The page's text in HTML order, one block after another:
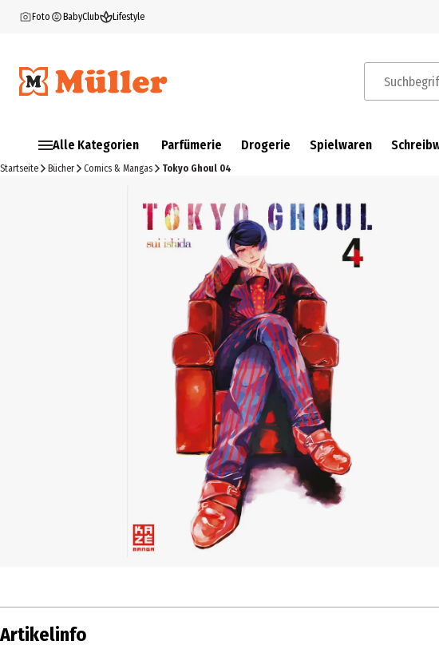
Foto BabyClub Lifestyle
Alle Kategorien Parfümerie Drogerie Spielwaren
Startseite Bücher Comics & Mangas Tokyo Ghoul 04
Artikelinfo